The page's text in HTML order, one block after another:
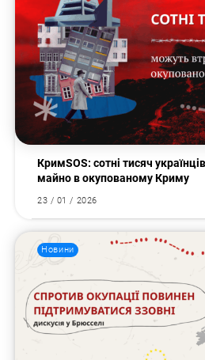
КримSOS: сотні тисяч
майно в окупованому Криму
23 / 01 / 2026
Новини